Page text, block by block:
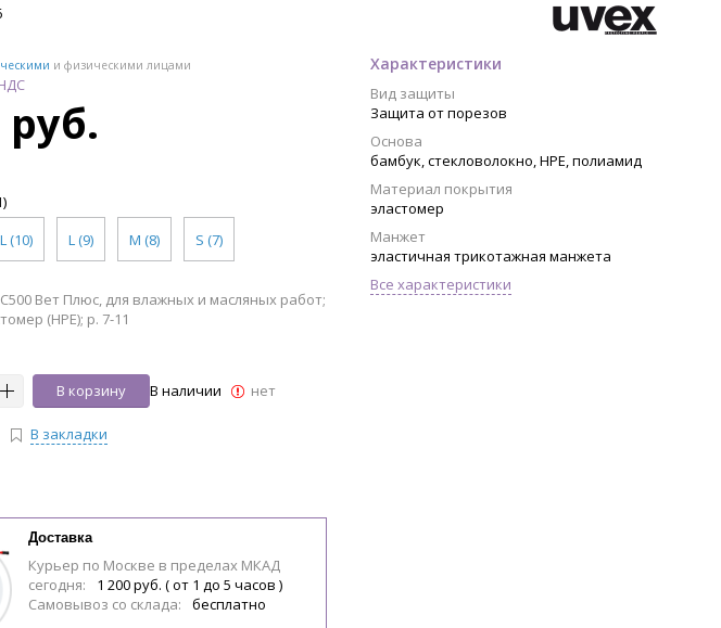
и физическими лицами
руб.
(10) L (9) M (8) S (7)
Характеристики
Вид защиты
Защита от порезов
Основа
бамбук, стекловолокно, HPE, полиамид
Материал покрытия
эластомер
Манжет
эластичная трикотажная манжета
Все характеристики
Вет Плюс, для влажных и масляных работ;
(HPE); р. 7-11
В корзину В наличии нет
В закладки
Доставка
Курьер по Москве в пределах МКАД
сегодня:
1 200 руб. ( от 1 до 5 часов )
Самовывоз со склада:
бесплатно